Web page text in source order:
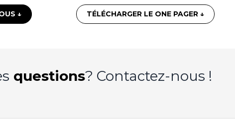
↓ TÉLÉCHARGER LE ONE PAGER ↓
questions? Contactez-nous !